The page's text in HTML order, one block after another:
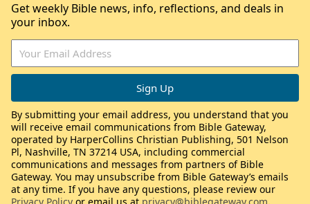
Get weekly Bible news, info, reflections, and deals in
your inbox.
By submitting your email address, you understand that you
will receive email communications from Bible Gateway,
operated by HarperCollins Christian Publishing, 501 Nelson
Pl, Nashville, TN 37214 USA, including commercial
communications and messages from partners of Bible
Gateway. You may unsubscribe from Bible Gateway’s emails
at any time. If you have any questions, please review our